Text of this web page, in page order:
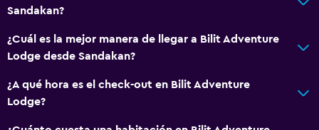
Sandakan?
¿Cuál es la mejor manera de llegar a Bilit Adventure
Lodge desde Sandakan?
¿A qué hora es el check-out en Bilit Adventure
Lodge?